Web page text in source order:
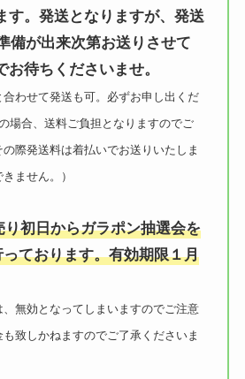
す。発送となりますが、発送
備が出来次第お送りさせて
お待ちくださいませ。
合わせて発送も可。必ずお申し出くだ
場合、送料ご負担となりますのでご
際発送料は着払いでお送りいたしま
ません。）
初日からガラポン抽選会を
っております。有効期限１月
無効となってしまいますのでご注意
致しかねますのでご了承くださいま